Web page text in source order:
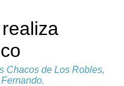
Chacos de Los Robles,